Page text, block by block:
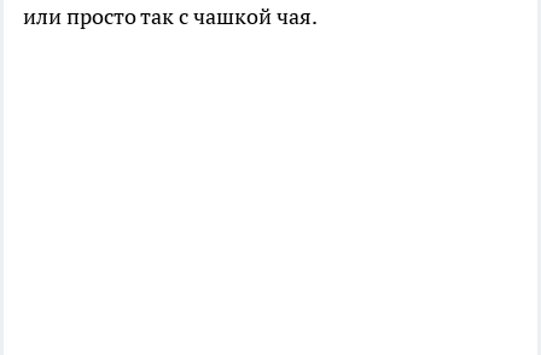
или просто так с чашкой чая.